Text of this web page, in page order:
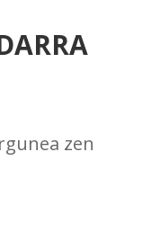
zen